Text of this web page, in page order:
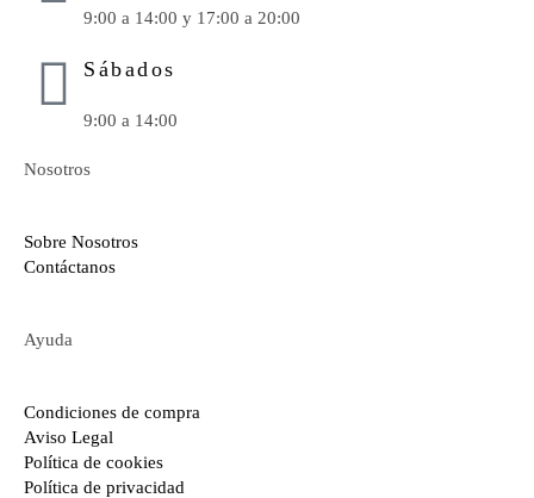
9:00 a 14:00 y 17:00 a 20:00
Sábados
9:00 a 14:00
Nosotros
Sobre Nosotros
Contáctanos
Ayuda
Condiciones de compra
Aviso Legal
Política de cookies
Política de privacidad